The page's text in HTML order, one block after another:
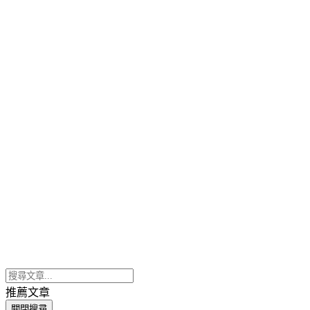
推薦文章